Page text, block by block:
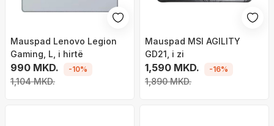
Mauspad Lenovo Legion
Gaming, L, i hirtë
990 MKD.
1,104 MKD.
-10%
Mauspad MSI AGILITY
GD21, i zi
1,590 MKD.
1,890 MKD.
-16%